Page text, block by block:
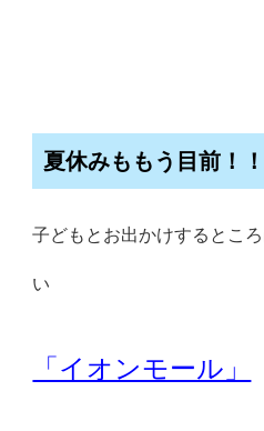
夏休みももう目前！！
子どもとお出かけするとこ
い
「イオンモール」